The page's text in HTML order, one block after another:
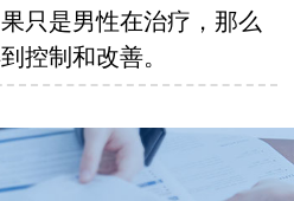
只是男性在治疗，那么
控制和改善。